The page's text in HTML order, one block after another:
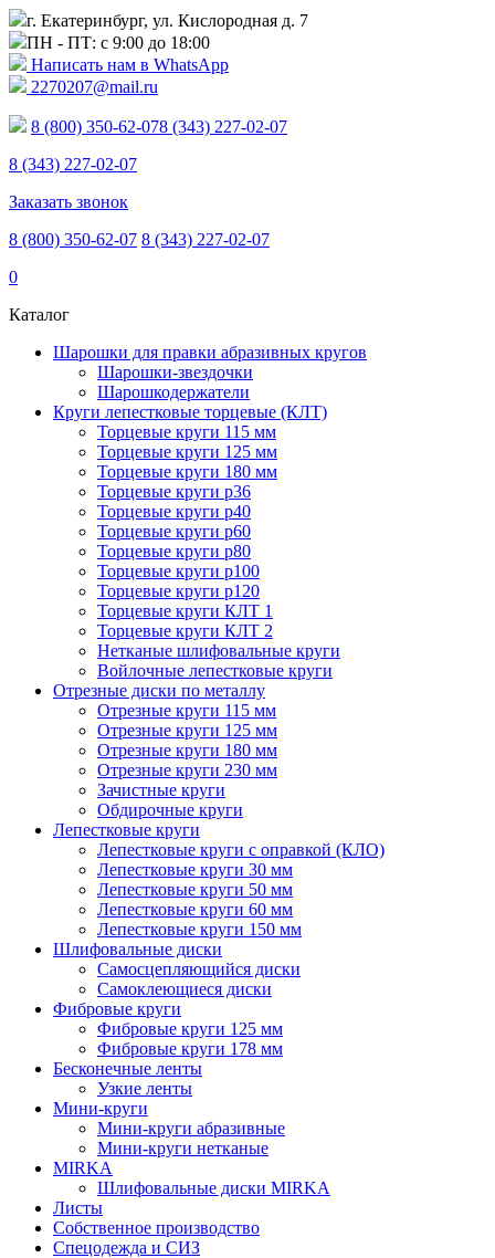
г. Екатеринбург, ул. Кислородная д. 7
ПН - ПТ: с 9:00 до 18:00
Написать нам в WhatsApp
2270207@mail.ru
8 (800) 350-62-078 (343) 227-02-07
8 (343) 227-02-07
Заказать звонок
8 (800) 350-62-07 8 (343) 227-02-07
0
Каталог
Шарошки для правки абразивных кругов
Шарошки-звездочки
Шарошкодержатели
Круги лепестковые торцевые (КЛТ)
Торцевые круги 115 мм
Торцевые круги 125 мм
Торцевые круги 180 мм
Торцевые круги p36
Торцевые круги p40
Торцевые круги p60
Торцевые круги p80
Торцевые круги p100
Торцевые круги p120
Торцевые круги КЛТ 1
Торцевые круги КЛТ 2
Нетканые шлифовальные круги
Войлочные лепестковые круги
Отрезные диски по металлу
Отрезные круги 115 мм
Отрезные круги 125 мм
Отрезные круги 180 мм
Отрезные круги 230 мм
Зачистные круги
Обдирочные круги
Лепестковые круги
Лепестковые круги с оправкой (КЛО)
Лепестковые круги 30 мм
Лепестковые круги 50 мм
Лепестковые круги 60 мм
Лепестковые круги 150 мм
Шлифовальные диски
Самосцепляющийся диски
Самоклеющиеся диски
Фибровые круги
Фибровые круги 125 мм
Фибровые круги 178 мм
Бесконечные ленты
Узкие ленты
Мини-круги
Мини-круги абразивные
Мини-круги нетканые
MIRKA
Шлифовальные диски MIRKA
Листы
Собственное производство
Спецодежда и СИЗ